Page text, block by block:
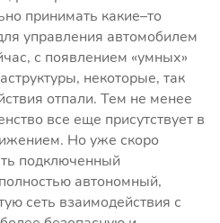
принимать какие–то
управления автомобилем
с появлением «умных»
некоторые, так
отпали. Тем не менее
все еще присутствует в
Но уже скоро
подключенный
автономный,
сеть взаимодействия с